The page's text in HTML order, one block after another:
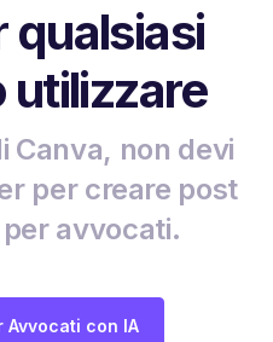
qualsiasi
Canva, non devi
per creare post
avvocati.
Avvocati con IA